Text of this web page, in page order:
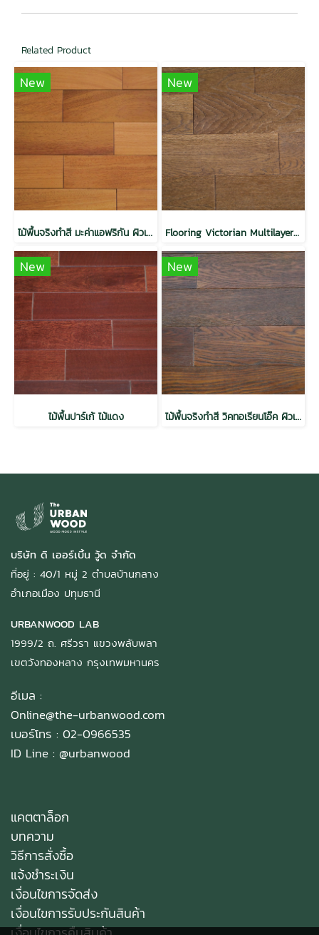
Related Product
New
ไม้พื้นจริงทำสี มะค่าแอฟริกัน ผิวเรียบ สีธรรมชาติ
New
Flooring Victorian Multilayer Top Veneer 3 mm. - Ribbed-Coffee
New
ไม้พื้นปาร์เก้ ไม้แดง
New
ไม้พื้นจริงทำสี วิคทอเรียนโอ๊ค ผิวเสี้ยนไม้ สีทัสคานี
บริษัท ดิ เออร์เบิ้น วู้ด จำกัด
ที่อยู่ : 40/1 หมู่ 2 ตำบลบ้านกลาง
อำเภอเมือง ปทุมธานี
URBANWOOD LAB
1999/2 ถ. ศรีวรา แขวงพลับพลา
เขตวังทองหลาง กรุงเทพมหานคร
อีเมล :
Online@the-urbanwood.com
เบอร์โทร : 02-0966535
ID Line : @urbanwood
แคตตาล็อก
บทความ
วิธีการสั่งซื้อ
แจ้งชำระเงิน
เงื่อนไขการจัดส่ง
เงื่อนไขการรับประกันสินค้า